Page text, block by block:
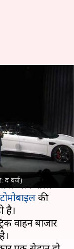
द वर्ज)
रही
गेमिंग
जाने वाली
की
है।
वाहन बाजार